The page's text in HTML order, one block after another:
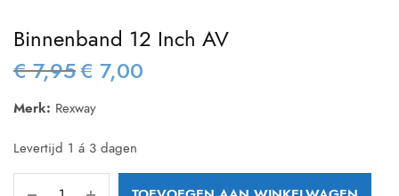
Binnenband 12 Inch AV
€7,95 Oorspronkelijke
€ 7,95.
€ 7,00
Merk: Rexway
Levertijd 1 á 3 dagen